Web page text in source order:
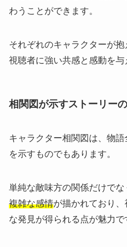
わうことができます。
それぞれのキャラクターが抱
視聴者に強い共感と感動を与
相関図が示すストーリー
キャラクター相関図は、物
を示すものでもあります。
単純な敵味方の関係だけでな
複雑な感情が描かれており
な発見が得られる点が魅力で